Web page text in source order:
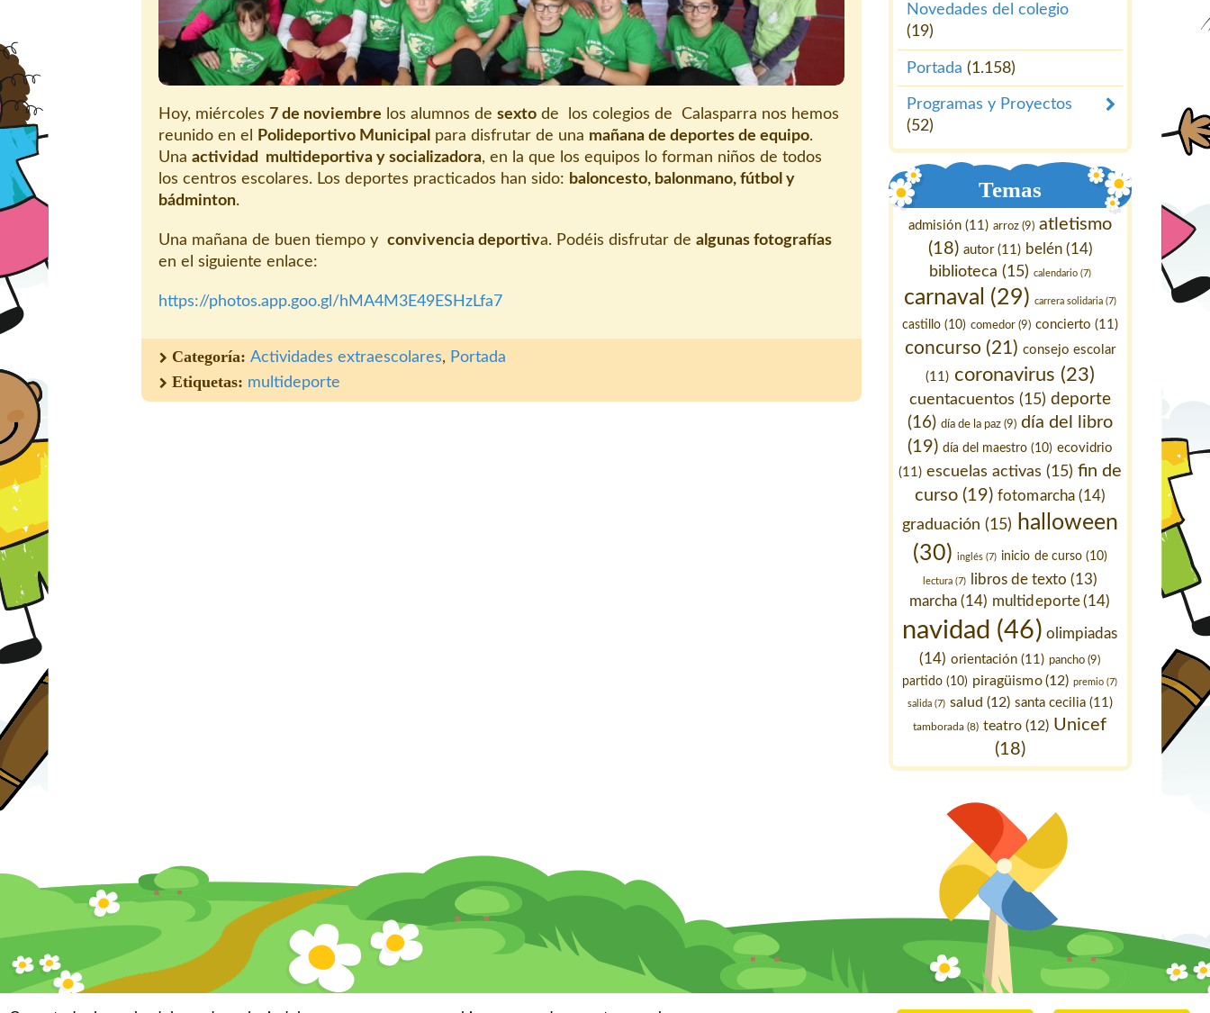
Hoy, miércoles 7 de noviembre los alumnos de sexto de los colegios de Calasparra nos hemos
reunido en el
Polideportivo Municipal para disfrutar de una mañana de deportes de equipo.
Una actividad multideportiva y socializadora, en la que los equipos lo forman niños de todos
los centros escolares. Los deportes practicados han sido: baloncesto, balonmano, fútbol y
bádminton.
Una mañana de buen tiempo y convivencia deportiva. Podéis disfrutar de algunas fotografías
en el siguiente enlace:
https://photos.app.goo.gl/hMA4M3E49ESHzLfa7
Categoría: Actividades extraescolares, Portada
Etiquetas: multideporte
Novedades del colegio
(19)
Portada (1.158)
Programas y Proyectos
(52)
Temas
admisión (11) arroz (9) atletismo
(18) autor(11) belén(14)
biblioteca (15) calendario (7)
carnaval (29) carrera solidaria (7)
castillo (10) comedor (9) concierto (11)
concurso (21) consejo escolar
(11) coronavirus (23)
cuentacuentos (15) deporte
(16) día de la paz (9) día del libro
(19) día del maestro (10) ecovidrio
(11) escuelas activas (15) fin de
curso (19) fotomarcha(14)
graduación (15)
halloween
(30) inglés (7) inicio de curso(10)
lectura (7) libros de texto (13)
marcha (14) multideporte(14)
navidad (46) olimpiadas
(14) orientación (11) pancho (9)
partido (10) piragüismo(12) premio (7)
salida (7) salud (12) santa cecilia (11)
tamborada (8) teatro (12) Unicef
(18)